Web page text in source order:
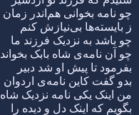
چو نامه بخوانی هم‌اندر زمان
ز بایسته‌ها بی‌نیازش کنم
چو باشد به نزدیک فرزند ما
چو آن نامه‌ی شاه بابک بخواند
بفرمود تا پیش او شد دبیر
بدو گفت کاین نامه‌ی اردوان
من اینک یکی نامه نزدیک شاه
بگویم که اینک دل و دیده را